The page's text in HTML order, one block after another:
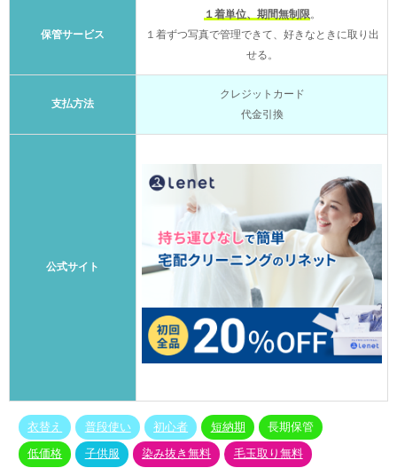
保管サービス
１着単位、期間無制限 。
１着ずつ写真で管理できて、好きなときに取り出
せる。
支払方法
クレジットカード
代金引換
公式サイト
衣替え 普段使い 初心者 短納期 長期保管
低価格 子供服 染み抜き無料 毛玉取り無料